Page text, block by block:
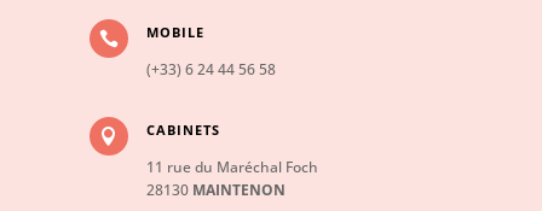
 MOBILE
(+33) 6 24 44 56 58
 CABINETS
11 rue du Maréchal Foch
28130 MAINTENON